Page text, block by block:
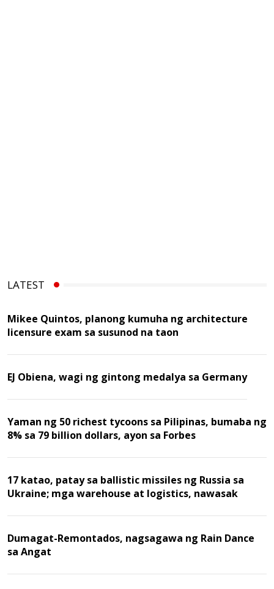
LATEST
Mikee Quintos, planong kumuha ng architecture
licensure exam sa susunod na taon
EJ Obiena, wagi ng gintong medalya sa Germany
Yaman ng 50 richest tycoons sa Pilipinas, bumaba ng
8% sa 79 billion dollars, ayon sa Forbes
17 katao, patay sa ballistic missiles ng Russia sa
Ukraine; mga warehouse at logistics, nawasak
Dumagat-Remontados, nagsagawa ng Rain Dance
sa Angat